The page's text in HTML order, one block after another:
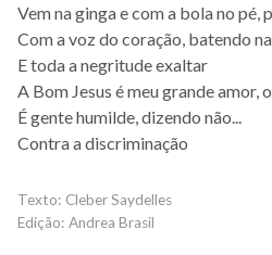
Vem na ginga e com a bola no pé,
Com a voz do coração, batendo
E toda a negritude exaltar
A Bom Jesus é meu grande amor,
É gente humilde, dizendo não...
Contra a discriminação
Cleber Saydelles
Andrea Brasil